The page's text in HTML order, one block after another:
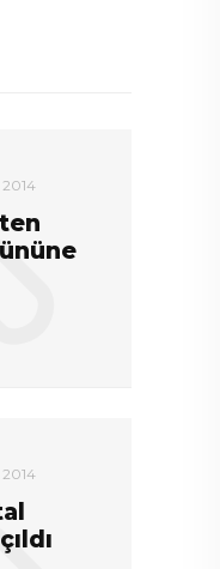
2014
2014